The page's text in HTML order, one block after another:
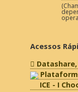
Acessos
ICE - I